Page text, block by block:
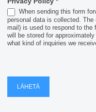
When sending this form
personal data is collected. The
mail) is used to respond to the
will be stored for
what kind of inquiries we
LÄHETÄ